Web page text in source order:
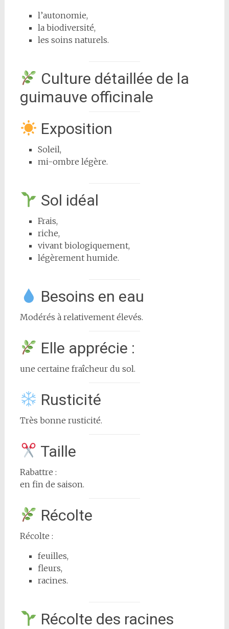
l’autonomie,
la biodiversité,
les soins naturels.
Culture détaillée de la
guimauve officinale
Exposition
Soleil,
mi-ombre légère.
Sol idéal
Frais,
riche,
vivant biologiquement,
légèrement humide.
Besoins en eau
Modérés à relativement élevés.
Elle apprécie :
une certaine fraîcheur du sol.
Rusticité
Très bonne rusticité.
Taille
Rabattre :
en fin de saison.
Récolte
Récolte :
feuilles,
fleurs,
racines.
Récolte des racines